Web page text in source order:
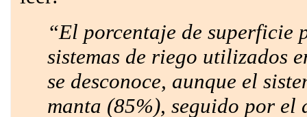
“El porcentaje de superficie
sistemas de riego utilizados
se desconoce, aunque el
manta (85%), seguido por